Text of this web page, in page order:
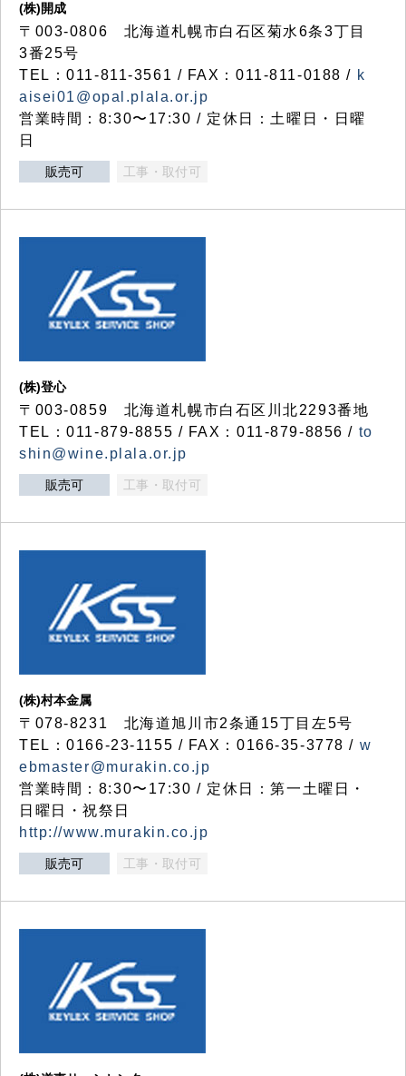
(株)開成
〒003-0806 北海道札幌市白石区菊水6条3丁目
3番25号
TEL：011-811-3561 / FAX：011-811-0188 / k
aisei01@opal.plala.or.jp
営業時間：8:30〜17:30 / 定休日：土曜日・日曜
日
販売可 工事・取付可
(株)登心
〒003-0859 北海道札幌市白石区川北2293番地
TEL：011-879-8855 / FAX：011-879-8856 / to
shin@wine.plala.or.jp
販売可 工事・取付可
(株)村本金属
〒078-8231 北海道旭川市2条通15丁目左5号
TEL：0166-23-1155 / FAX：0166-35-3778 / w
ebmaster@murakin.co.jp
営業時間：8:30〜17:30 / 定休日：第一土曜日・
日曜日・祝祭日
http://www.murakin.co.jp
販売可 工事・取付可